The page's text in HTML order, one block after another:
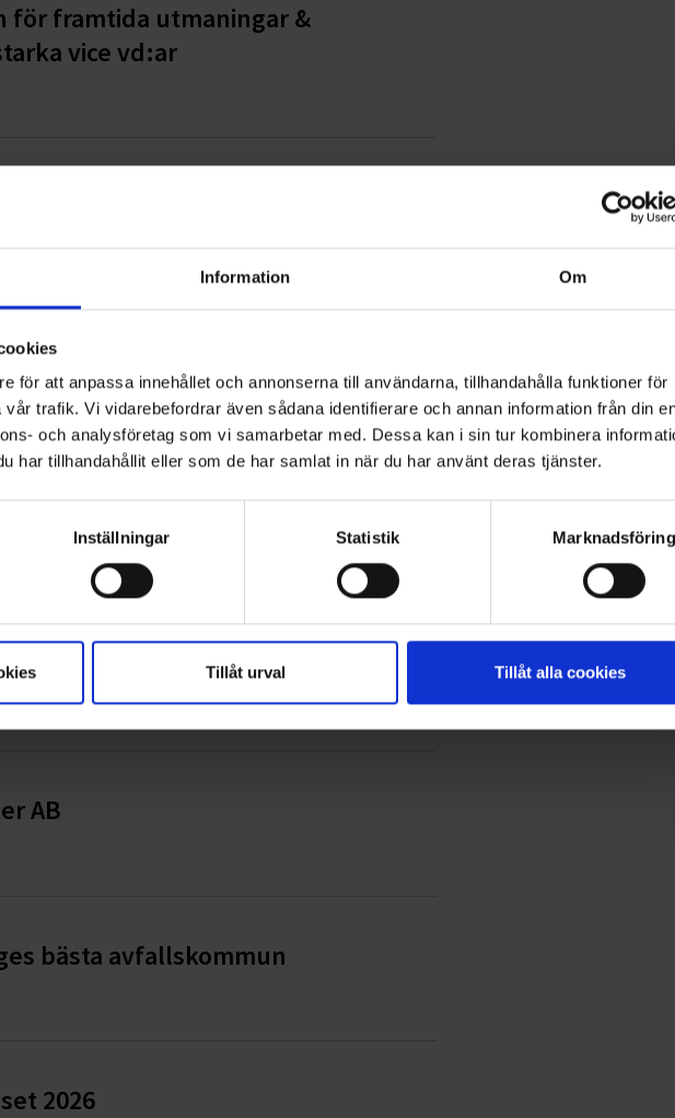
Information Om
för att anpassa innehållet och annonserna till användarna, tillhandahålla funktioner för
trafik. Vi vidarebefordrar även sådana identifierare och annan information från din
och analysföretag som vi samarbetar med. Dessa kan i sin tur kombinera
har tillhandahållit eller som de har samlat in när du har använt deras tjänster.
Inställningar Statistik Marknadsföring
Tillåt urval Tillåt alla cookies
för framtida utmaningar &
vice vd:ar
Katrineholm och Vingåker
vad gäller för företag och
mot barncancer
AB
bästa avfallskommun
2026